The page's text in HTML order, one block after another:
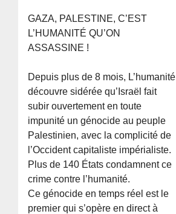
GAZA, PALESTINE, C’EST
L’HUMANITÉ QU’ON
ASSASSINE !
Depuis plus de 8 mois, L’humanité
découvre sidérée qu’Israël fait
subir ouvertement en toute
impunité un génocide au peuple
Palestinien, avec la complicité de
l’Occident capitaliste impérialiste.
Plus de 140 États condamnent ce
crime contre l’humanité.
Ce génocide en temps réel est le
premier qui s’opère en direct à